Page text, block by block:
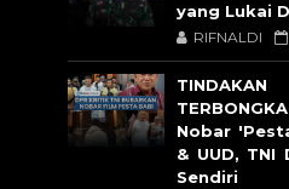
yang Lukai
RIFNALDI
Nobar
& UUD, TNI
Sendiri